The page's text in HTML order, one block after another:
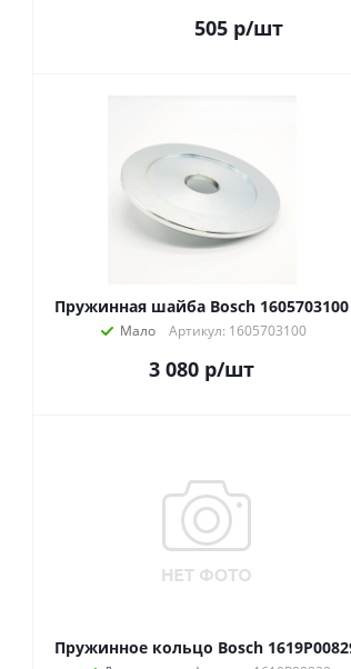
505р/шт
Пружинная шайба Bosch 1605703100
Мало Артикул: 1605703100
3 080 р/шт
Пружинное кольцо Bosch